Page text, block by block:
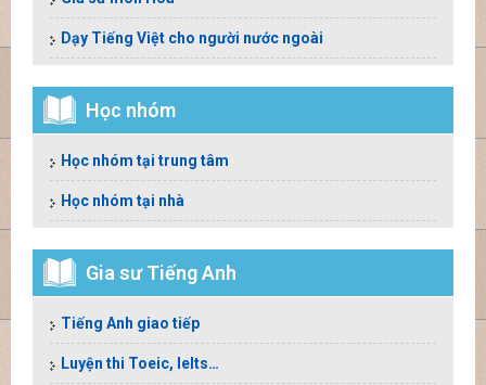
Dạy Tiếng Việt cho người nước ngoài
Học nhóm
Học nhóm tại trung tâm
Học nhóm tại nhà
Gia sư Tiếng Anh
Tiếng Anh giao tiếp
Luyện thi Toeic, Ielts…